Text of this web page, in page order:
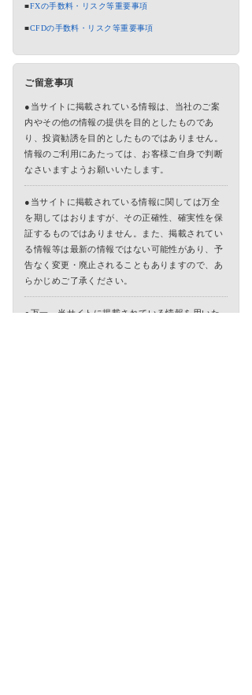
■FXの手数料・リスク等重要事項
■CFDの手数料・リスク等重要事項
ご留意事項
●当サイトに掲載されている情報は、当社のご案
内やその他の情報の提供を目的としたものであ
り、投資勧誘を目的としたものではありません。
情報のご利用にあたっては、お客様ご自身で判断
なさいますようお願いいたします。
●当サイトに掲載されている情報に関しては万全
を期してはおりますが、その正確性、確実性を保
証するものではありません。また、掲載されてい
る情報等は最新の情報ではない可能性があり、予
告なく変更・廃止されることもありますので、あ
らかじめご了承ください。
●万一、当サイトに掲載されている情報を用いた